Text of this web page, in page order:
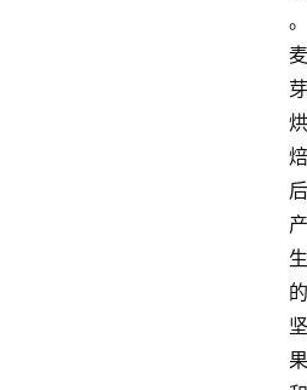
。
麦
芽
烘
焙
后
产
生
的
坚
果